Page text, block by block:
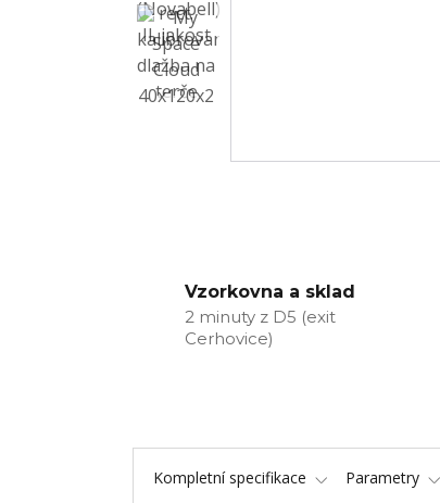
Vzorkovna a sklad
2 minuty z D5 (exit
Cerhovice)
Kompletní specifikace Parametry